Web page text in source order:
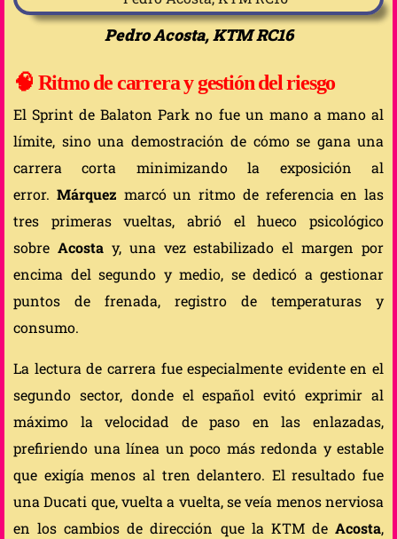
Pedro Acosta, KTM RC16
🧠 Ritmo de carrera y gestión del riesgo
El Sprint de Balaton Park no fue un mano a mano al
límite, sino una demostración de cómo se gana una
carrera corta minimizando la exposición al
error. Márquez marcó un ritmo de referencia en las
tres primeras vueltas, abrió el hueco psicológico
sobre Acostay, una vez estabilizado el margen por
encima del segundo y medio, se dedicó a gestionar
puntos de frenada, registro de temperaturas y
consumo.
La lectura de carrera fue especialmente evidente en el
segundo sector, donde el español evitó exprimir al
máximo la velocidad de paso en las enlazadas,
prefiriendo una línea un poco más redonda y estable
que exigía menos al tren delantero. El resultado fue
una Ducati que, vuelta a vuelta, se veía menos nerviosa
en los cambios de dirección que la KTM de Acosta,